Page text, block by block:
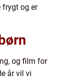
og er
og film for
år vil vi